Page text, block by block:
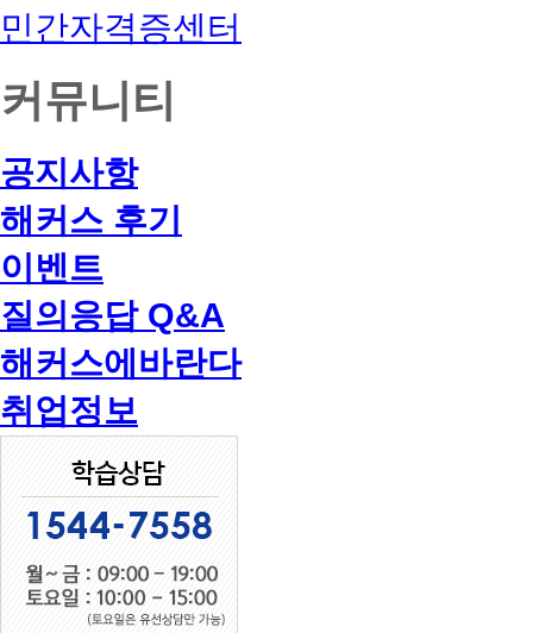
민간자격증센터
커뮤니티
공지사항
해커스 후기
이벤트
질의응답 Q&A
해커스에바란다
취업정보